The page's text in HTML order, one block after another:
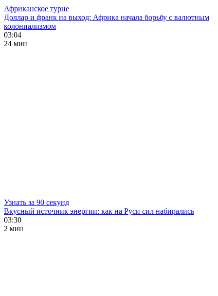
Африканское турне
Доллар и франк на выход: Африка начала борьбу с валютным
колониализмом
03:04
24 мин
Узнать за 90 секунд
Вкусный источник энергии: как на Руси сил набирались
03:30
2 мин